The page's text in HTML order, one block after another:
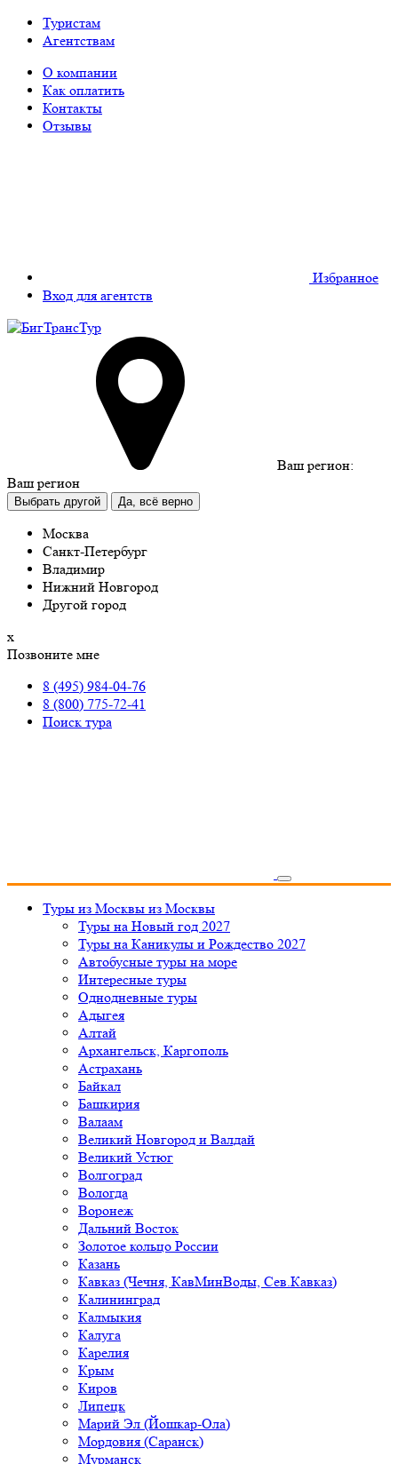
Туристам
Агентствам
О компании
Как оплатить
Контакты
Отзывы
Избранное
Вход для агентств
Ваш регион:
Ваш регион
Выбрать другой Да, всё верно
Москва
Санкт-Петербург
Владимир
Нижний Новгород
Другой город
х
Позвоните мне
8 (495) 984-04-76
8 (800) 775-72-41
Поиск тура
Туры из Москвы из Москвы
Туры на Новый год 2027
Туры на Каникулы и Рождество 2027
Автобусные туры на море
Интересные туры
Однодневные туры
Адыгея
Алтай
Архангельск, Каргополь
Астрахань
Байкал
Башкирия
Валаам
Великий Новгород и Валдай
Великий Устюг
Волгоград
Вологда
Воронеж
Дальний Восток
Золотое кольцо России
Казань
Кавказ (Чечня, КавМинВоды, Сев.Кавказ)
Калининград
Калмыкия
Калуга
Карелия
Крым
Киров
Липецк
Марий Эл (Йошкар-Ола)
Мордовия (Саранск)
Мурманск